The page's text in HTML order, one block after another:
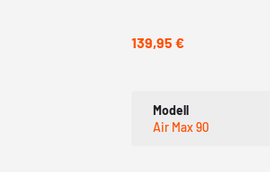
139,95 €
Modell
Air Max 90